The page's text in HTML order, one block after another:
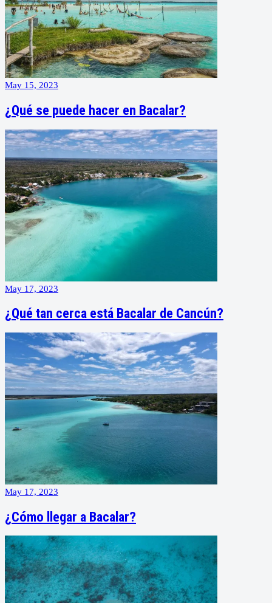
May 15, 2023
¿Qué se puede hacer en Bacalar?
May 17, 2023
¿Qué tan cerca está Bacalar de Cancún?
May 17, 2023
¿Cómo llegar a Bacalar?